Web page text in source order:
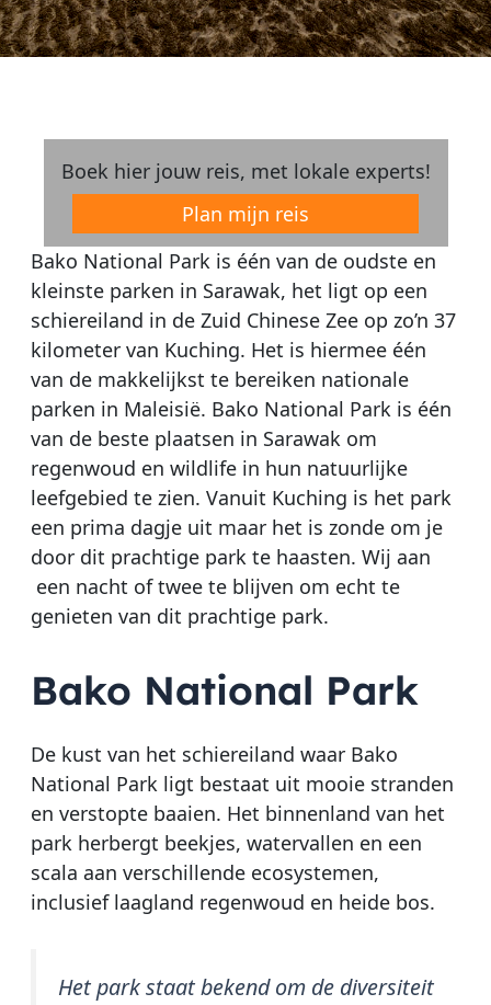
Boek hier jouw reis, met lokale experts!
Plan mijn reis
Bako National Park is één van de oudste en
kleinste parken in Sarawak, het ligt op een
schiereiland in de Zuid Chinese Zee op zo’n 37
kilometer van Kuching. Het is hiermee één
van de makkelijkst te bereiken nationale
parken in Maleisië. Bako National Park is één
van de beste plaatsen in Sarawak om
regenwoud en wildlife in hun natuurlijke
leefgebied te zien. Vanuit Kuching is het park
een prima dagje uit maar het is zonde om je
door dit prachtige park te haasten. Wij aan
een nacht of twee te blijven om echt te
genieten van dit prachtige park.
Bako National Park
De kust van het schiereiland waar Bako
National Park ligt bestaat uit mooie stranden
en verstopte baaien. Het binnenland van het
park herbergt beekjes, watervallen en een
scala aan verschillende ecosystemen,
inclusief laagland regenwoud en heide bos.
Het park staat bekend om de diversiteit